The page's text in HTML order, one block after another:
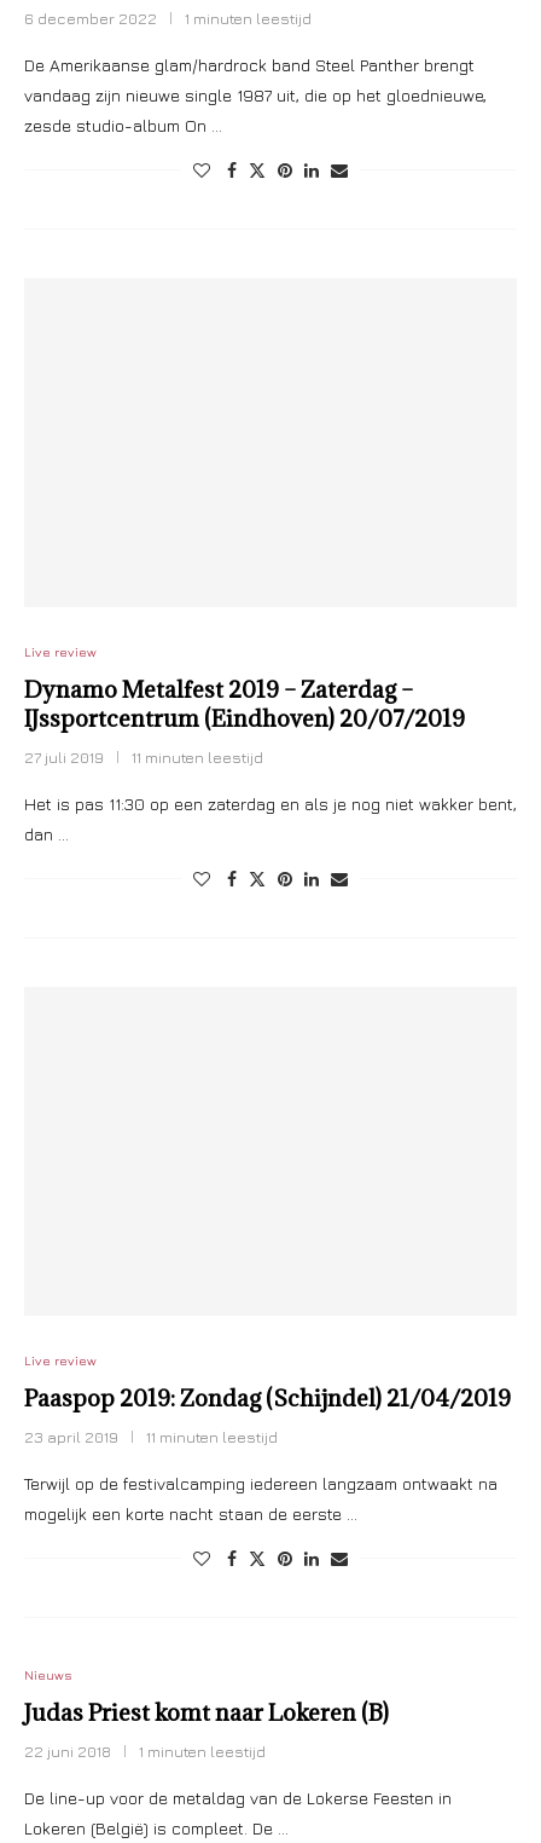
6 december 2022 1 minuten leestijd
De Amerikaanse glam/hardrock band Steel Panther brengt
vandaag zijn nieuwe single 1987 uit, die op het gloednieuwe,
zesde studio-album On …
Live review
Dynamo Metalfest 2019 – Zaterdag –
IJssportcentrum (Eindhoven) 20/07/2019
27 juli 2019 11 minuten leestijd
Het is pas 11:30 op een zaterdag en als je nog niet wakker bent,
dan …
Live review
Paaspop 2019: Zondag (Schijndel) 21/04/2019
23 april 2019 11 minuten leestijd
Terwijl op de festivalcamping iedereen langzaam ontwaakt na
mogelijk een korte nacht staan de eerste …
Nieuws
Judas Priest komt naar Lokeren (B)
22 juni 2018 1 minuten leestijd
De line-up voor de metaldag van de Lokerse Feesten in
Lokeren (België) is compleet. De …